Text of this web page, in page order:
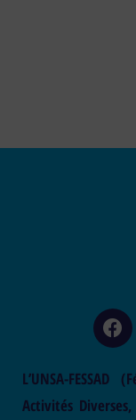
L’UNSA-
Activités